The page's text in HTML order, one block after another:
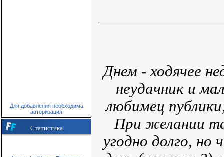
Для добавления необходима
авторизация
Статистика
Днем - ходячее
неудачник и
любимец
При желании
угодно долго, но